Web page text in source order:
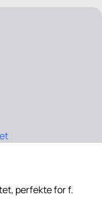
perfekte for f.